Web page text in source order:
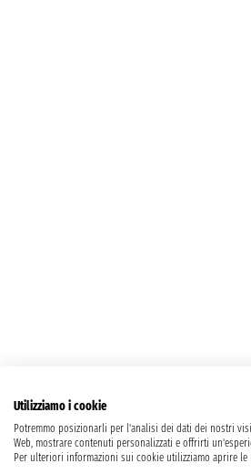
Utilizziamo i cookie
Potremmo posizionarli per l'analisi dei dati dei nostri
Web, mostrare contenuti personalizzati e offrirti
Per ulteriori informazioni sui cookie utilizziamo aprire le